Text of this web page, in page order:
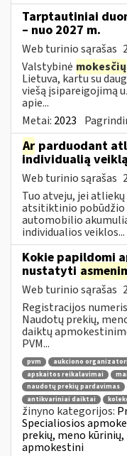
Tarptautiniai
– nuo 2027 m.
Web turinio sąrašas
Valstybinė mokesčių
Lietuva, kartu su
viešą įsipareigojimą
apie...
Metai: 2023
Ar parduodant
individualią
Web turinio sąrašas
Tuo atveju, jei
atsitiktinio pobūdžio
automobilio
individualios veiklos...
Kokie papildomi
nustatyti
Web turinio sąrašas
Registracijos
Naudotų prekių,
daiktų
PVM...
pvm aukciono
apskaitos reikalavimai
naudotų prekių pardavimas
antikvariniai daiktai
žinyno kategorijos:
Specialiosios
prekių, meno
apmokestini